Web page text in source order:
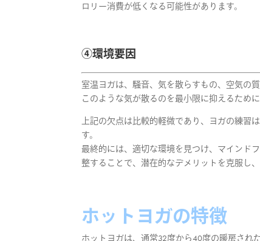
ロリー消費が低くなる可能性があります。
④環境要因
室温ヨガは、騒音、気を散らすもの、空気の
このような気が散るのを最小限に抑えるため
上記の欠点は比較的軽微であり、ヨガの練習
す。
最終的には、適切な環境を見つけ、マインド
整することで、潜在的なデメリットを克服し
ホットヨガの特徴
ホットヨガは、通常32度から40度の暖房され